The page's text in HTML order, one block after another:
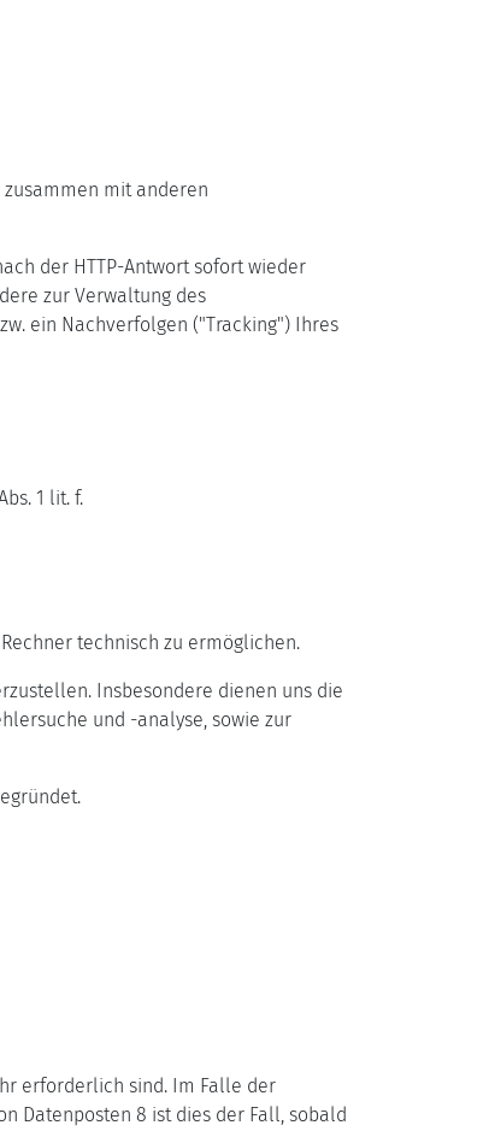
zusammen mit anderen
der HTTP-Antwort sofort wieder
zur Verwaltung des
ein Nachverfolgen ("Tracking") Ihres
1 lit. f.
technisch zu ermöglichen.
Insbesondere dienen uns die
und -analyse, sowie zur
erforderlich sind. Im Falle der
Datenposten 8 ist dies der Fall, sobald